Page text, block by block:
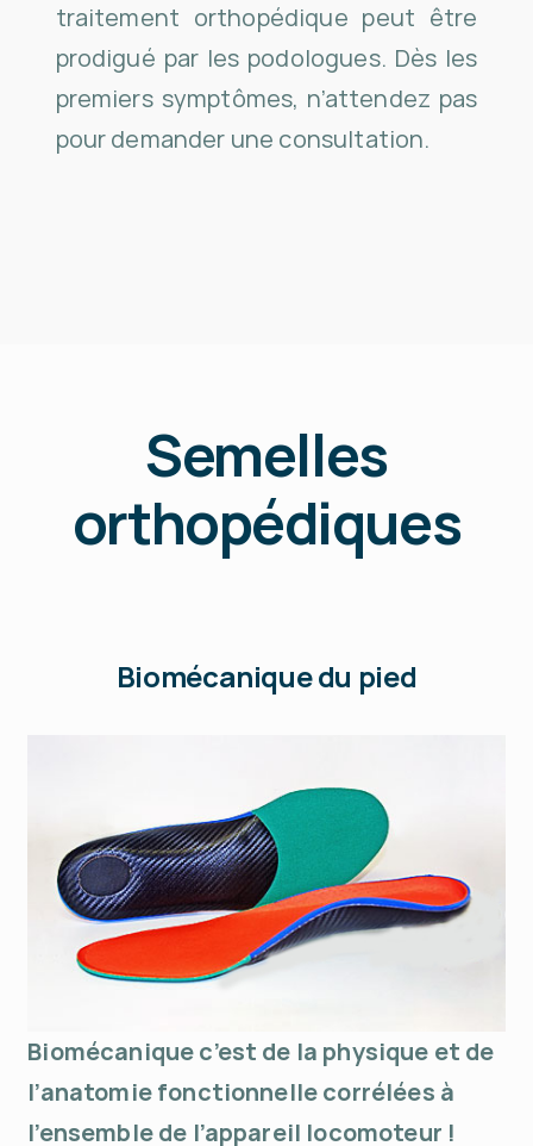
traitement orthopédique peut être
prodigué par les podologues. Dès les
premiers symptômes, n’attendez pas
pour demander une consultation.
Semelles
orthopédiques
Biomécanique du pied
Biomécanique c’est de la physique et de
l’anatomie fonctionnelle corrélées à
l’ensemble de l’appareil locomoteur !